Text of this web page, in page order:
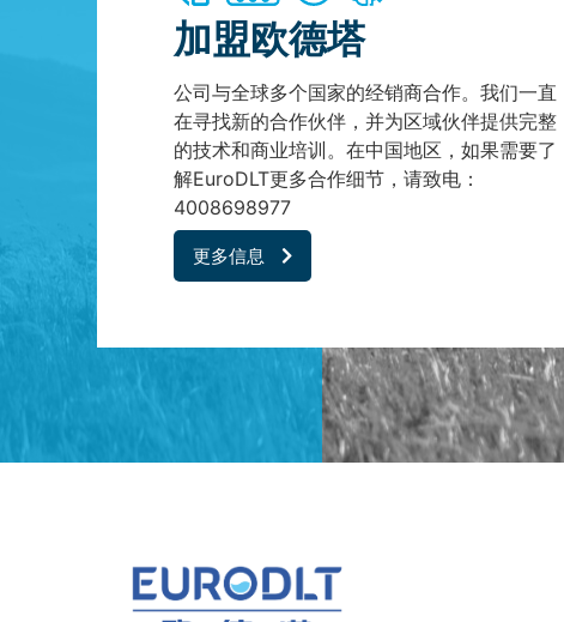
加盟欧德塔
公司与全球多个国家的经销商合作。我们一直
在寻找新的合作伙伴，并为区域伙伴提供完整
的技术和商业培训。在中国地区，如果需要了
解EuroDLT更多合作细节，请致电：
4008698977
更多信息